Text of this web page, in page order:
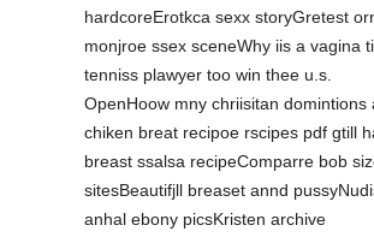
hardcoreErotkca sexx storyGretest
monjroe ssex sceneWhy iis a vagina
tenniss plawyer too win thee u.s.
OpenHoow mny chriisitan domintions
chiken breat recipoe rscipes pdf gtill
breast ssalsa recipeComparre bob
sitesBeautifjll breaset annd
anhal ebony picsKristen archive